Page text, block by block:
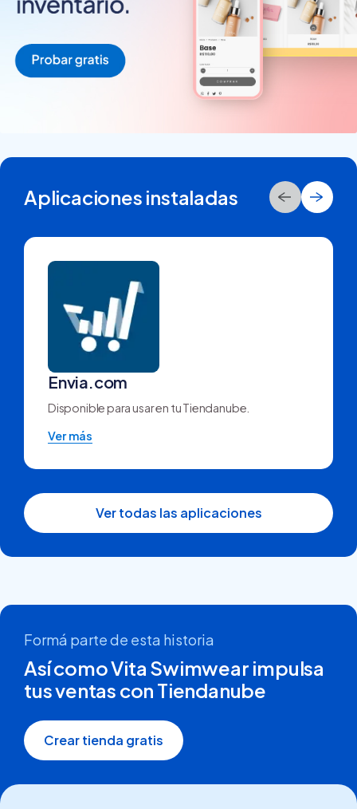
Aplicaciones instaladas
Envia.com
Disponible para usar en tu Tiendanube.
Ver más
Ver todas las aplicaciones
Formá parte de esta historia
Así como Vita Swimwear impulsa
tus ventas con Tiendanube
Crear tienda gratis